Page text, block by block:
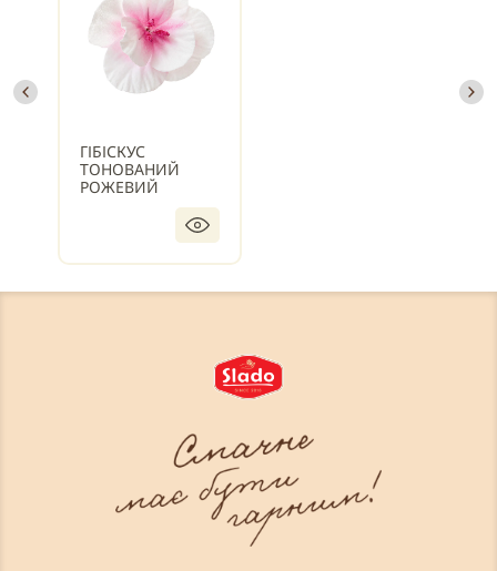
ГІБІСКУС
ТОНОВАНИЙ
РОЖЕВИЙ